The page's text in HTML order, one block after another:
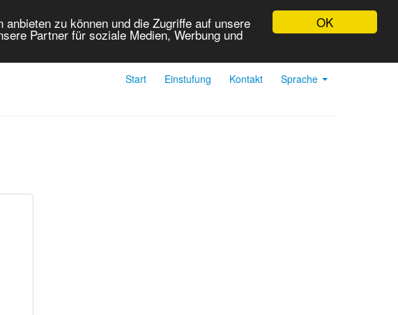
OK
zu können und die Zugriffe auf unsere
Partner für soziale Medien, Werbung und
Start Einstufung Kontakt Sprache